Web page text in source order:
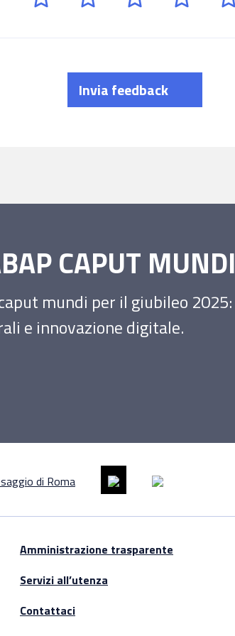
Invia feedback
CAPUT MUNDI
mundi per il giubileo 2025:
e innovazione digitale.
Amministrazione trasparente
Servizi all’utenza
Contattaci